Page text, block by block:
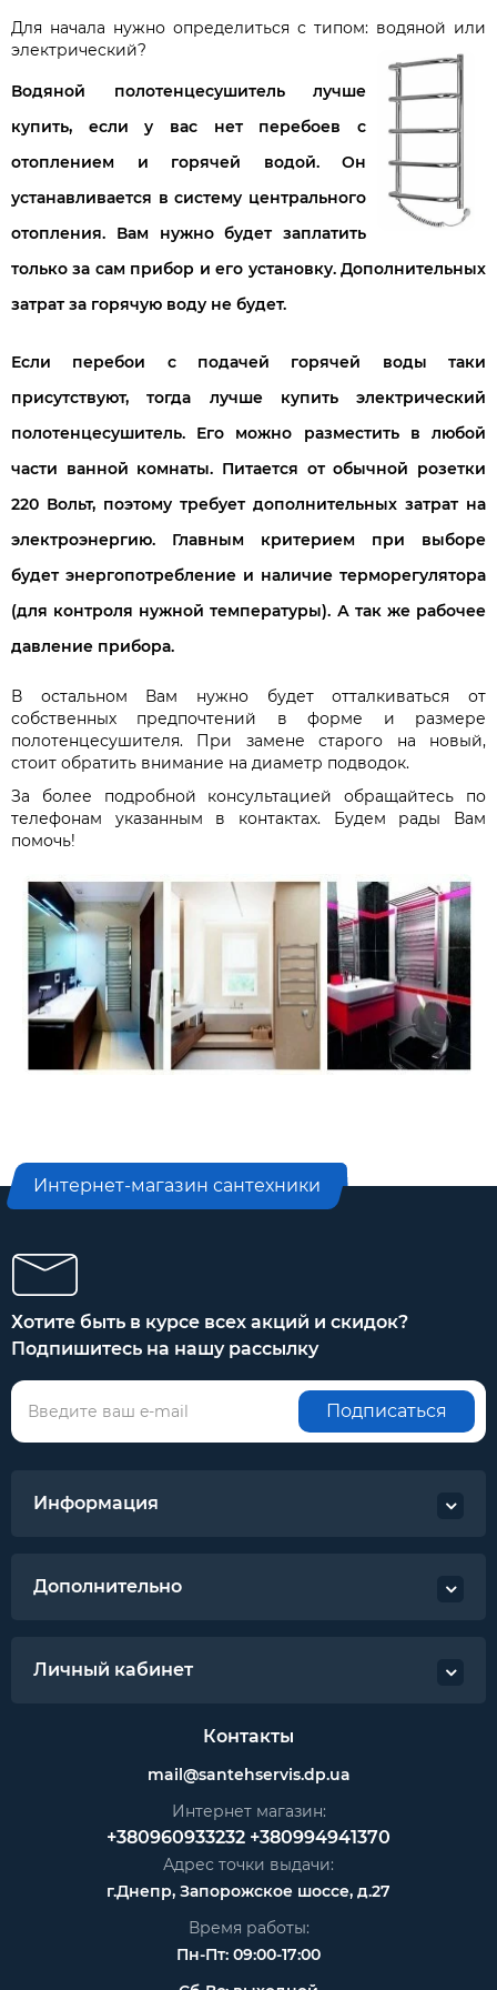
Для начала нужно определиться с типом: водяной или
электрический?
Водяной полотенцесушительлучше
купить, если у вас нет перебоев с
отоплением и горячей водой. Он
устанавливается в систему центрального
отопления. Вам нужно будет заплатить
только за сам прибор и его установку. Дополнительных
затрат за горячую воду не будет.
Если перебои с подачей горячей воды таки
присутствуют, тогда лучше купить электрический
полотенцесушитель. Его можно разместить в любой
части ванной комнаты. Питается от обычной розетки
220 Вольт, поэтому требует дополнительных затрат на
электроэнергию. Главным критерием при выборе
будет энергопотребление и наличие терморегулятора
(для контроля нужной температуры). А так же рабочее
давление прибора.
В остальном Вам нужно будет отталкиваться от
собственных предпочтений в форме и размере
полотенцесушителя. При замене старого на новый,
стоит обратить внимание на диаметр подводок.
За более подробной консультацией обращайтесь по
телефонам указанным в контактах. Будем рады Вам
помочь!
Интернет-магазин сантехники
Хотите быть в курсе всех акций и скидок?
Подпишитесь на нашу рассылку
Подписаться
Информация
Дополнительно
Личный кабинет
Контакты
mail@santehservis.dp.ua
Интернет магазин:
+380960933232 +380994941370
Адрес точки выдачи:
г.Днепр, Запорожское шоссе, д.27
Время работы:
Пн-Пт: 09:00-17:00